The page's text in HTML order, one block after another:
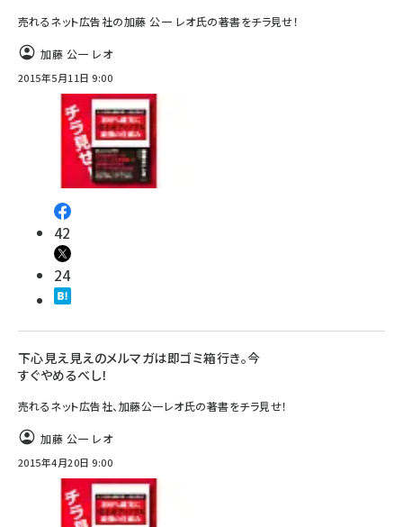
売れるネット広告社の加藤 公一 レオ氏の著書をチラ見せ！
加藤 公一 レオ
2015年5月11日 9:00
42
24
下心見え見えのメルマガは即ゴミ箱行き。今
すぐやめるべし！
売れるネット広告社、加藤公一レオ氏の著書をチラ見せ！
加藤 公一 レオ
2015年4月20日 9:00